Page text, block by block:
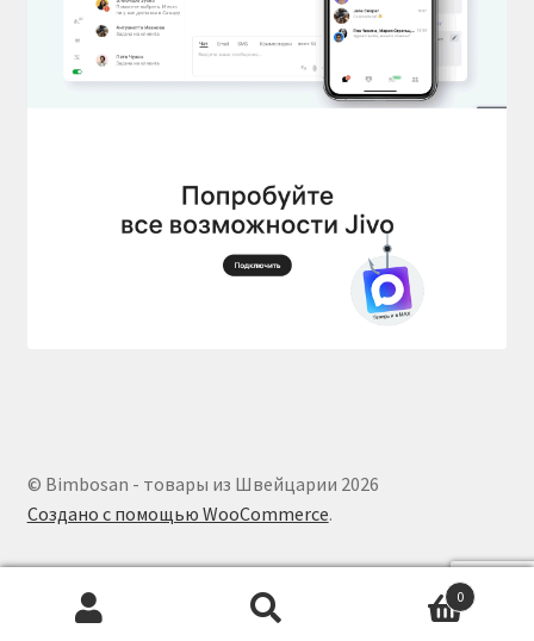
© Bimbosan - товары из Швейцарии 2026
Создано с помощью WooCommerce.
0